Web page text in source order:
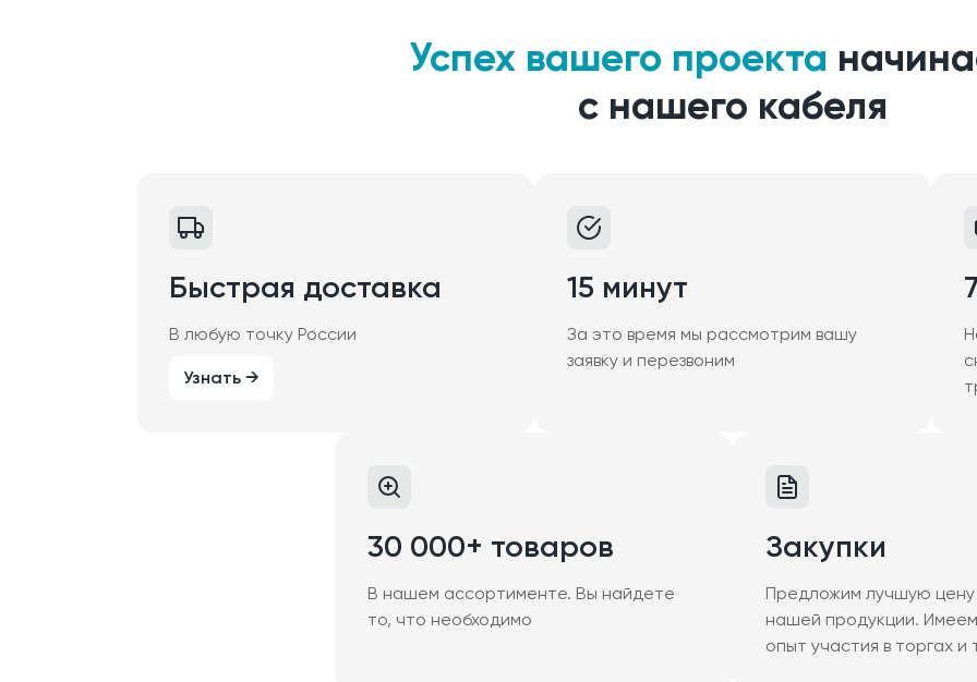
Успех вашего проекта
с нашего кабеля
Быстрая доставка
В любую точку России
Узнать →
15 минут
За это время мы рассмотрим вашу
заявку и перезвоним
30 000+ товаров
В нашем ассортименте. Вы найдете
то, что необходимо
Закупки
Предложим лучшую цену
нашей продукции.
опыт участия в торгах и